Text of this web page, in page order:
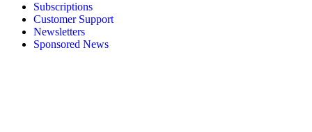
Subscriptions
Customer Support
Newsletters
Sponsored News